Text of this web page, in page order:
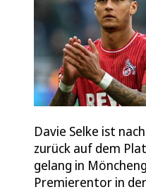
Davie Selke ist
zurück auf dem
gelang in
Premierentor in